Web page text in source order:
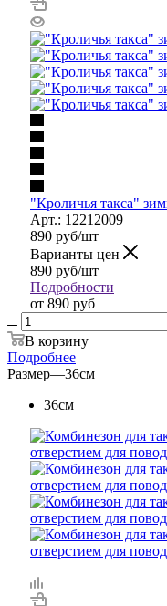
"Кроличья такса"
Арт.: 12212009
890 руб/шт
Варианты цен
890 руб/шт
Подробности
от 890 руб
В корзину
Подробнее
Размер—36см
36см